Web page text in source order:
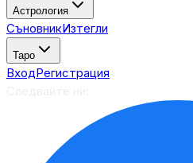
Астрология
СъновникИзтегли
Таро
ВходРегистрация